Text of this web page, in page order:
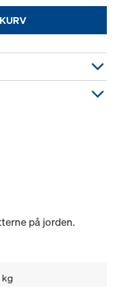
på jorden.
kg